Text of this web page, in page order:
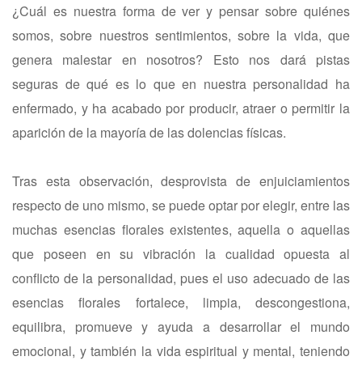
¿Cuál es nuestra forma de ver y pensar sobre quiénes
somos, sobre nuestros sentimientos, sobre la vida, que
genera malestar en nosotros? Esto nos dará pistas
seguras de qué es lo que en nuestra personalidad ha
enfermado, y ha acabado por producir, atraer o permitir la
aparición de la mayoría de las dolencias físicas.
Tras esta observación, desprovista de enjuiciamientos
respecto de uno mismo, se puede optar por elegir, entre las
muchas esencias florales existentes, aquella o aquellas
que poseen en su vibración la cualidad opuesta al
conflicto de la personalidad, pues el uso adecuado de las
esencias florales fortalece, limpia, descongestiona,
equilibra, promueve y ayuda a desarrollar el mundo
emocional, y también la vida espiritual y mental, teniendo